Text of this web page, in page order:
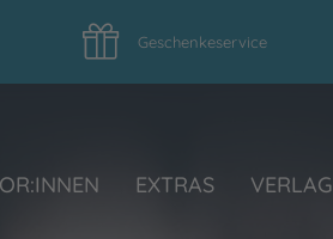
Geschenkeservice
EXTRAS VERLAG